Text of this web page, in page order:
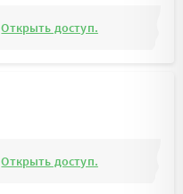
Открыть доступ.
Открыть доступ.